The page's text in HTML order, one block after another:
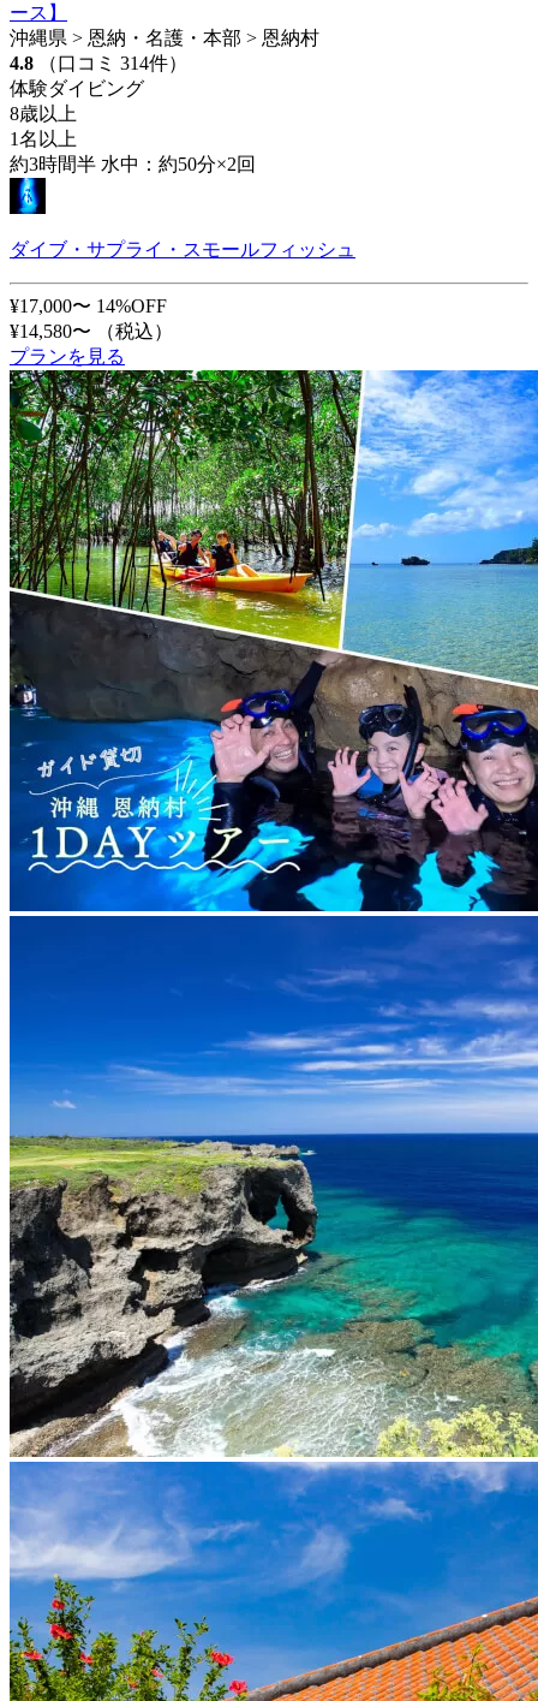
ース】
沖縄県 > 恩納・名護・本部 > 恩納村
4.8
（口コミ 314件）
体験ダイビング
8歳以上
1名以上
約3時間半 水中：約50分×2回
ダイブ・サプライ・スモールフィッシュ
¥17,000〜 14%OFF
¥14,580〜
（税込）
プランを見る